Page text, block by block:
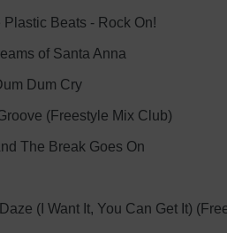
Beats - Rock On!
of Santa Anna
Dum Cry
(Freestyle Mix Club)
The Break Goes On
(I Want It, You Can Get It)